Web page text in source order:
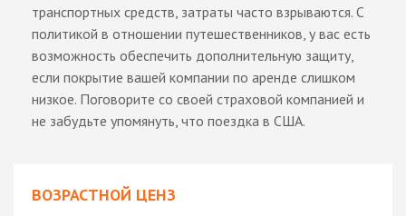
транспортных средств, затраты часто взрываются. С
политикой в отношении путешественников, у вас есть
возможность обеспечить дополнительную защиту,
если покрытие вашей компании по аренде слишком
низкое. Поговорите со своей страховой компанией и
не забудьте упомянуть, что поездка в США.
ВОЗРАСТНОЙ ЦЕНЗ